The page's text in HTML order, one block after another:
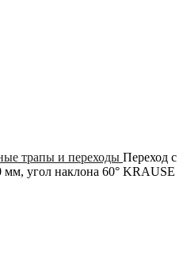
трапы и переходы Переход с
угол наклона 60° KRAUSE